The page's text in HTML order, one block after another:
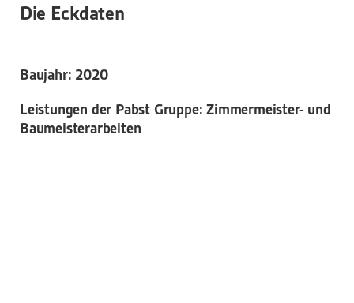
Die Eckdaten
Baujahr: 2020
Leistungen der Pabst Gruppe: Zimmermeister- und
Baumeisterarbeiten